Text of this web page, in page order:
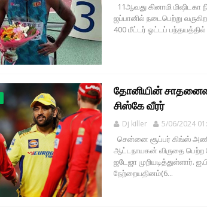
11ஆவது கினாமி
ஜப்பானில் நடைபெற்று
400 மீட்டர் ஓட்டப்
தோனியின்
சிஸ்கே வீரர்
Dj killer 5/06/2024
சென்னை சூப்பர் கிங்ஸ்
ஆட்டநாயகன் விருதை
ஜடேஜா முறியடித்துள்ளார்.
நேற்றையதினம்(6...